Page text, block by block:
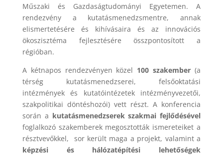
Műszaki és Gazdaságtudományi Egyetemen. A
rendezvény a kutatásmenedzsmentre, annak
elismertetésére és kihívásaira és az innovációs
ökoszisztéma fejlesztésére összpontosított a
régióban.
A kétnapos rendezvényen közel 100 szakember (a
térség kutatásmenedzserei, felsőoktatási
intézmények és kutatóintézetek intézményvezetői,
szakpolitikai döntéshozói) vett részt. A konferencia
során a kutatásmenedzserek szakmai fejlődésével
foglalkozó szakemberek megosztották ismereteiket a
résztvevőkkel, sor került maga a projekt, valamint a
képzési és hálózatépítési lehetőségek